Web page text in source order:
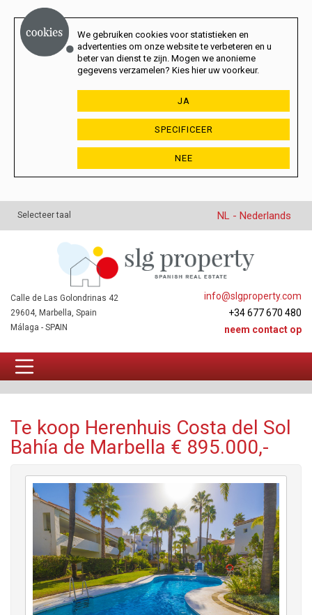
We gebruiken cookies voor statistieken en
advertenties om onze website te verbeteren en u
beter van dienst te zijn. Mogen we anonieme
gegevens verzamelen? Kies hier uw voorkeur.
JA
SPECIFICEER
NEE
Selecteer taal NL - Nederlands
info@slgproperty.com
+34 677 670 480
neem contact op
Calle de Las Golondrinas 42
29604, Marbella, Spain
Málaga - SPAIN
Te koop Herenhuis Costa del Sol
Bahía de Marbella € 895.000,-